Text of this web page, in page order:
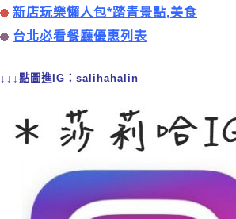
新店玩樂懶人包*踏青景點,美食
台北必看餐廳優惠列表
↓↓↓點圖進IG：salihahalin